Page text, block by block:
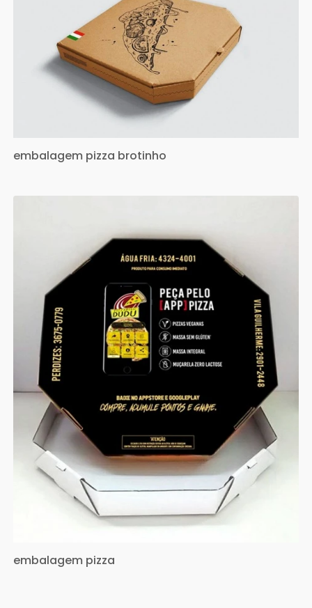
embalagem pizza brotinho
embalagem pizza